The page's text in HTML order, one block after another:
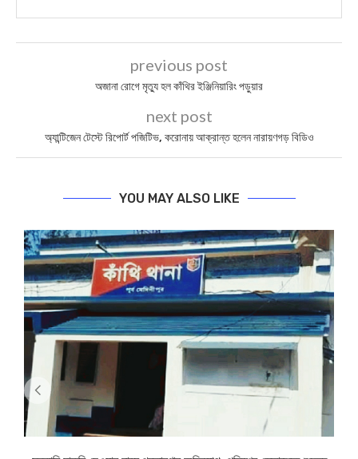
previous post
অজানা রোগে মৃত্যু হল কাঁথির ইঞ্জিনিয়ারিং পড়ুয়ার
next post
অ্যান্টিজেন টেস্টে রিপোর্ট পজিটিভ, করোনায় আক্রান্ত হলেন নারায়ণগড় বিডিও
YOU MAY ALSO LIKE